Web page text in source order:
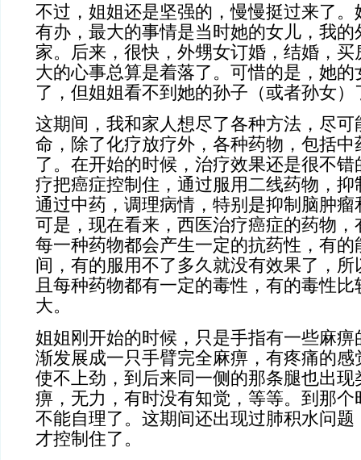
不过，姐姐还是坚强的，慢慢挺过来了
有办，最大的事情是当时她的女儿，我
家。后来，很快，外甥女订婚，结婚，
大的心事总算是着落了。可惜的是，她
了，但姐姐看不到她的孙子（或者孙女）
这期间，我和家人想尽了各种方法，尽
命，除了化疗放疗外，各种药物，包括中
了。在开始的时候，治疗效果还是很不
疗把癌症控制住，通过服用二线药物，
通过中药，调理病情，特别是抑制脑肿
可是，现在看来，西医治疗癌症的药物
每一种药物都会产生一定的抗药性，有
间，有的服用不了多久就没有效果了，
且每种药物都有一定的毒性，有的毒性
大。
姐姐刚开始的时候，只是手指有一些麻
渐发展成一只手臂完全麻痹，有疼痛的
使不上劲，到后来同一侧的那条腿也出现
痹，无力，有时没有知觉，等等。到那
不能自理了。这期间还出现过肺积水问
才控制住了。